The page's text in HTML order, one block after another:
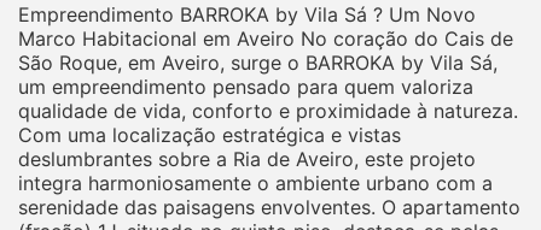
Empreendimento BARROKA by Vila Sá ? Um Novo
Marco Habitacional em Aveiro No coração do Cais de
São Roque, em Aveiro, surge o BARROKA by Vila Sá,
um empreendimento pensado para quem valoriza
qualidade de vida, conforto e proximidade à natureza.
Com uma localização estratégica e vistas
deslumbrantes sobre a Ria de Aveiro, este projeto
integra harmoniosamente o ambiente urbano com a
serenidade das paisagens envolventes. O apartamento